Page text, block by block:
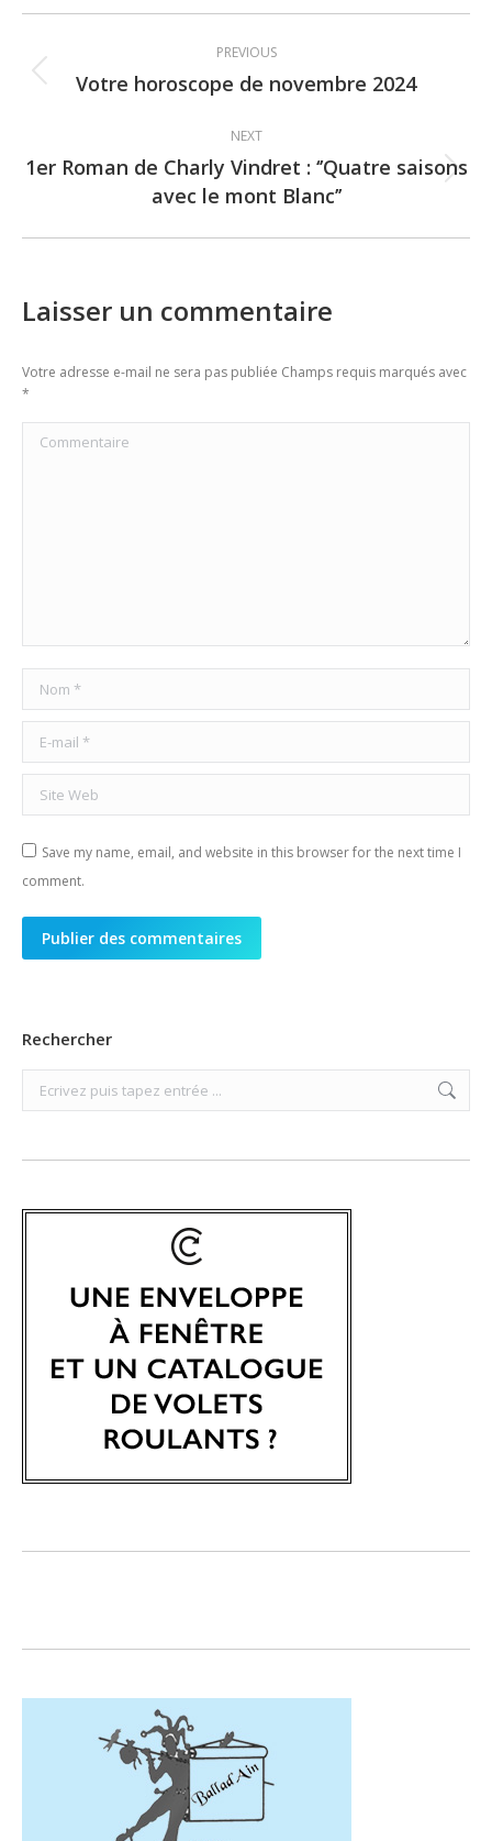
navigation
PREVIOUS
Previous
Votre horoscope de novembre 2024
NEXT
Next
post:
1er Roman de Charly Vindret : ‘’Quatre saisons
avec le mont Blanc’’
Laisser un commentaire
Votre adresse e-mail ne sera pas publiée Champs requis marqués avec
*
Commentaire
Nom *
E-mail *
Site Web
Save my name, email, and website in this browser for the next time I
comment.
Publier des commentaires
Rechercher
Search: